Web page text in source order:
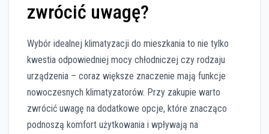
zwrócić uwagę?
Wybór idealnej klimatyzacji do mieszkania to nie tylko
kwestia odpowiedniej mocy chłodniczej czy rodzaju
urządzenia – coraz większe znaczenie mają funkcje
nowoczesnych klimatyzatorów. Przy zakupie warto
zwrócić uwagę na dodatkowe opcje, które znacząco
podnoszą komfort użytkowania i wpływają na